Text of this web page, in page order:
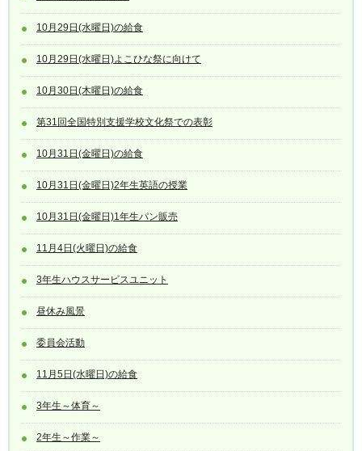
10月29日(水曜日)の給食
10月29日(水曜日)よこひな祭に向けて
10月30日(木曜日)の給食
第31回全国特別支援学校文化祭での表彰
10月31日(金曜日)の給食
10月31日(金曜日)2年生英語の授業
10月31日(金曜日)1年生パン販売
11月4日(火曜日)の給食
3年生ハウスサービスユニット
昼休み風景
委員会活動
11月5日(水曜日)の給食
3年生～体育～
2年生～作業～